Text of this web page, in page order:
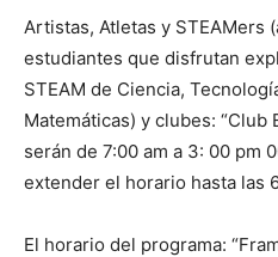
Artistas, Atletas y STEAMers
estudiantes que disfrutan
STEAM de Ciencia,
Matemáticas) y clubes: “Club
serán de 7:00 am a 3: 00 pm
extender el horario hasta las
El horario del programa: